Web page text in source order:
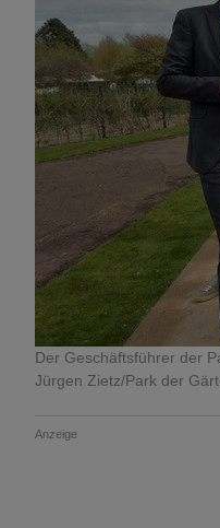
Der Geschäftsführer der
Jürgen Zietz/Park der
Anzeige